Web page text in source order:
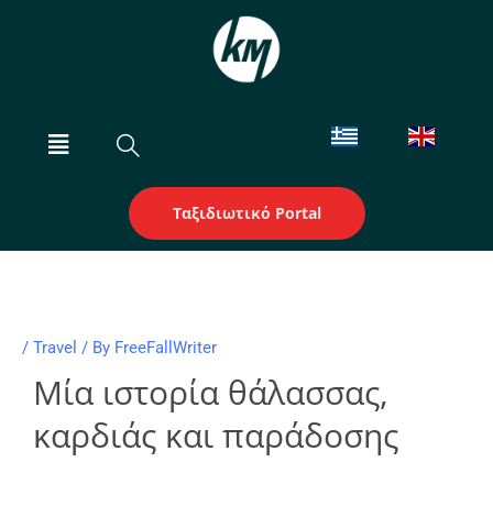
Menu
Ταξιδιωτικό Portal
/ Travel / By FreeFallWriter
Μία ιστορία θάλασσας,
καρδιάς και παράδοσης